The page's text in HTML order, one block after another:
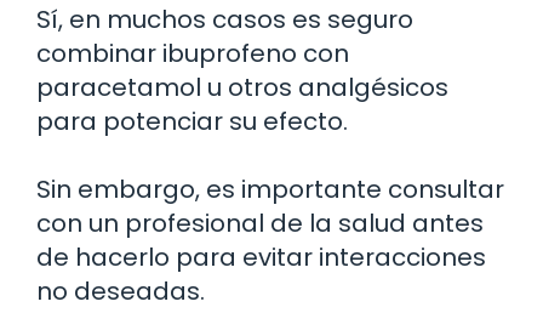
Sí, en muchos casos es seguro
combinar ibuprofeno con
paracetamol u otros analgésicos
para potenciar su efecto.
Sin embargo, es importante consultar
con un profesional de la salud antes
de hacerlo para evitar interacciones
no deseadas.